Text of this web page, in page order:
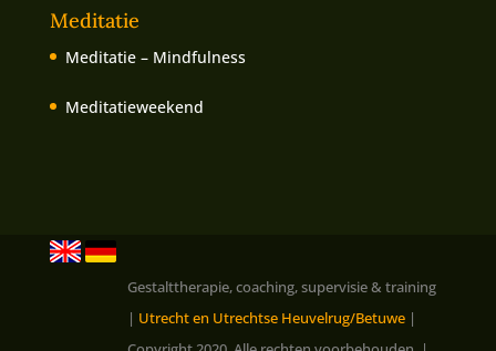
Meditatie
Meditatie – Mindfulness
Meditatieweekend
Gestalttherapie, coaching, supervisie & training
| Utrecht en Utrechtse Heuvelrug/Betuwe|